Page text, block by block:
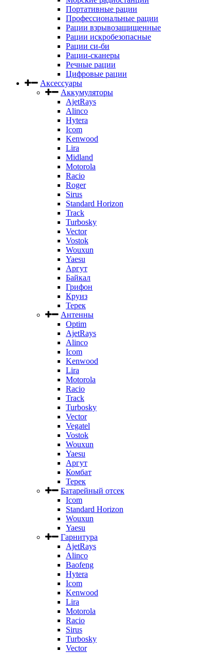
Портативные рации
Профессиональные рации
Рации взрывозащищенные
Рации искробезопасные
Рации си-би
Рации-сканеры
Речные рации
Цифровые рации
Аксессуары
Аккумуляторы
AjetRays
Alinco
Hytera
Icom
Kenwood
Lira
Midland
Motorola
Racio
Roger
Sirus
Standard Horizon
Track
Turbosky
Vector
Vostok
Wouxun
Yaesu
Аргут
Байкал
Грифон
Круиз
Терек
Антенны
Optim
AjetRays
Alinco
Icom
Kenwood
Lira
Motorola
Racio
Track
Turbosky
Vector
Vegatel
Vostok
Wouxun
Yaesu
Аргут
Комбат
Терек
Батарейный отсек
Icom
Standard Horizon
Wouxun
Yaesu
Гарнитура
AjetRays
Alinco
Baofeng
Hytera
Icom
Kenwood
Lira
Motorola
Racio
Sirus
Turbosky
Vector